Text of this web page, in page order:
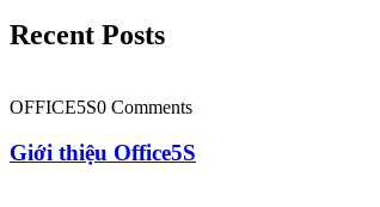
Recent Posts
OFFICE5S0 Comments
Giới thiệu Office5S